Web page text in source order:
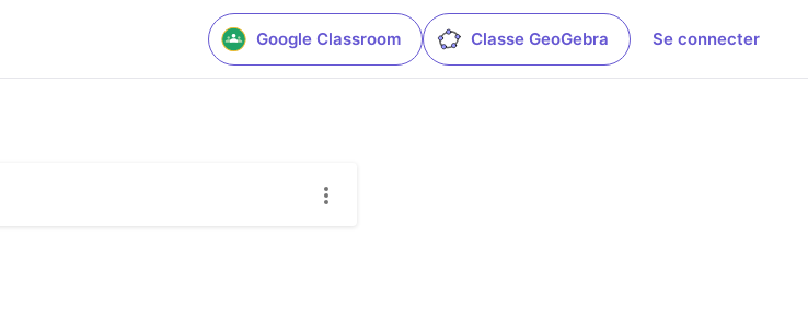
Google Classroom Classe GeoGebra Se connecter